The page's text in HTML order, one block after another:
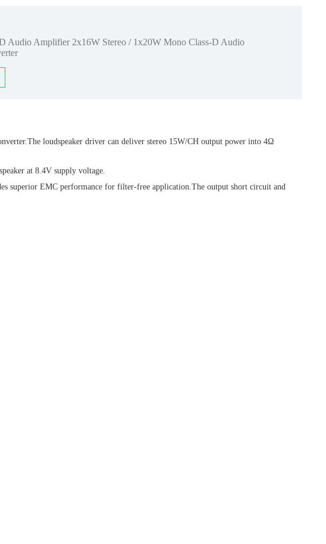
Audio Amplifier 2x16W Stereo / 1x20W Mono Class-D Audio
loudspeaker driver can deliver stereo 15W/CH output power into 4Ω
at 8.4V supply voltage.
superior EMC performance for filter-free application.The output short circuit and